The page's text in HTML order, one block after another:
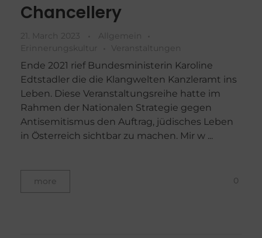
Chancellery
21. March 2023
Allgemein
Erinnerungskultur
Veranstaltungen
Ende 2021 rief Bundesministerin Karoline
Edtstadler die die Klangwelten Kanzleramt ins
Leben. Diese Veranstaltungsreihe hatte im
Rahmen der Nationalen Strategie gegen
Antisemitismus den Auftrag, jüdisches Leben
in Österreich sichtbar zu machen. Mir w ...
more 0